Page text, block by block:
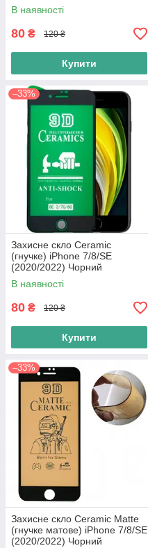
В наявності
80 ₴ 120 ₴
Купити
–33%
Захисне скло Ceramic
(гнучке) iPhone 7/8/SE
(2020/2022) Чорний
В наявності
80 ₴ 120 ₴
Купити
–33%
Захисне скло Ceramic Matte
(гнучке матове) iPhone 7/8/SE
(2020/2022) Чорний